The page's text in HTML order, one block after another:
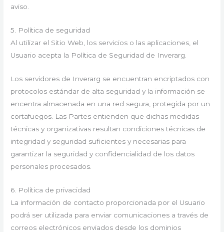
aviso.
5. Política de seguridad
Al utilizar el Sitio Web, los servicios o las aplicaciones, el
Usuario acepta la Política de Seguridad de Inverarg.
Los servidores de Inverarg se encuentran encriptados con
protocolos estándar de alta seguridad y la información se
encentra almacenada en una red segura, protegida por un
cortafuegos. Las Partes entienden que dichas medidas
técnicas y organizativas resultan condiciones técnicas de
integridad y seguridad suficientes y necesarias para
garantizar la seguridad y confidencialidad de los datos
personales procesados.
6. Política de privacidad
La información de contacto proporcionada por el Usuario
podrá ser utilizada para enviar comunicaciones a través de
correos electrónicos enviados desde los dominios